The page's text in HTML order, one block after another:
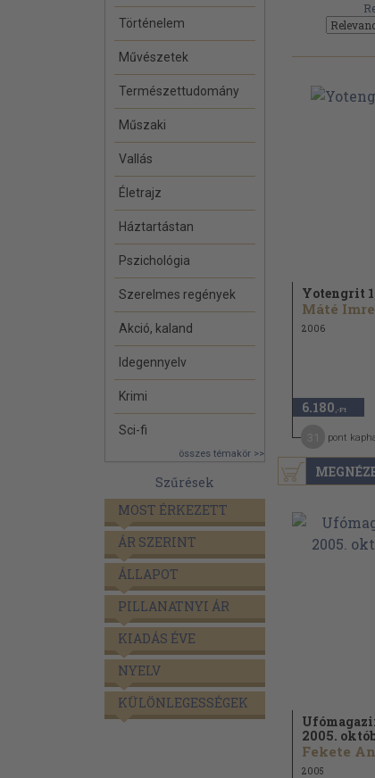
Történelem
Művészetek
Természettudomány
Műszaki
Vallás
Életrajz
Háztartástan
Pszichológia
Szerelmes regények
Akció, kaland
Idegennyelv
Krimi
Sci-fi
összes témakör >>
Szűrések
MOST ÉRKEZETT
ÁR SZERINT
ÁLLAPOT
PILLANATNYI ÁR
KIADÁS ÉVE
NYELV
KÜLÖNLEGESSÉGEK
Yotengrit
Máté Imre
2006
6.180 ,-Ft
pont
2005.
2005